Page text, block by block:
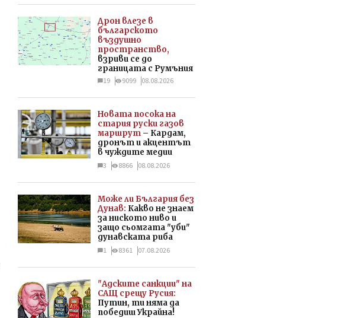
Дрон влезе в
българското
въздушно
пространство,
взриви се до
границата с Румъния
19
9099 08.08.2026
Новата посока на
стария руски газов
маршрут – Кардам,
дронът и акцентът
в чуждите медии
3
8866 08.08.2026
Може ли България без
Дунав: Какво не знаем
за ниското ниво и
защо сьомгата "уби"
дунавската риба
1
8361 07.08.2026
"Адските санкции" на
САЩ срещу Русия:
Путин, ти няма да
победиш Украйна!